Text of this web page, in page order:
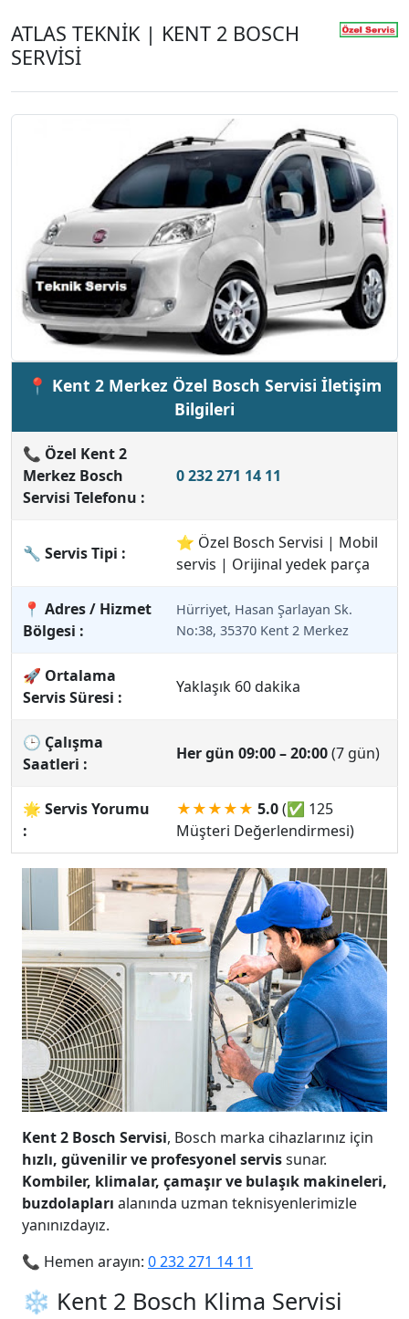
ATLAS TEKNİK | KENT 2 BOSCH
SERVİSİ
📍 Kent 2 Merkez Özel Bosch Servisi İletişim
Bilgileri
📞 Özel Kent 2
Merkez Bosch
Servisi Telefonu :
0 232 271 14 11
🔧 Servis Tipi :
⭐ Özel Bosch Servisi | Mobil
servis | Orijinal yedek parça
📍 Adres / Hizmet
Bölgesi :
Hürriyet, Hasan Şarlayan Sk.
No:38, 35370 Kent 2 Merkez
🚀 Ortalama
Servis Süresi :
Yaklaşık 60 dakika
🕒 Çalışma
Saatleri :
Her gün 09:00 – 20:00(7 gün)
🌟 Servis Yorumu
:
★★★★★ 5.0(✅ 125
Müşteri Değerlendirmesi)
Kent 2 Bosch Servisi, Bosch marka cihazlarınız için
hızlı, güvenilir ve profesyonel servissunar.
Kombiler, klimalar, çamaşır ve bulaşık makineleri,
buzdolapları alanında uzman teknisyenlerimizle
yanınızdayız.
📞 Hemen arayın: 0 232 271 14 11
❄️ Kent 2 Bosch Klima Servisi